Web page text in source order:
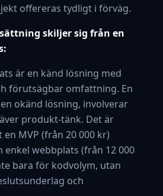
offereras tydligt i förväg.
skiljer sig från en
är en känd lösning med
förutsägbar omfattning. En
okänd lösning, involverar
produkt-tänk. Det är
MVP (från 20 000 kr)
enkel webbplats (från 12 000
bara för kodvolym, utan
och